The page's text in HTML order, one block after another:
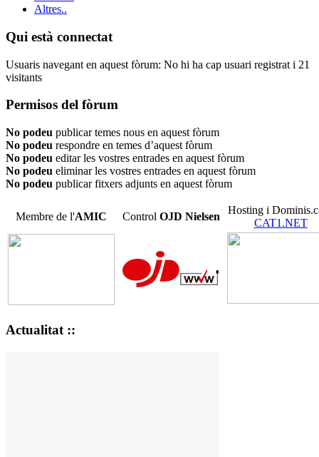
Altres..
Qui està connectat
Usuaris navegant en aquest fòrum: No hi ha cap usuari registrat i 21
visitants
Permisos del fòrum
No podeu publicar temes nous en aquest fòrum
No podeu respondre en temes d’aquest fòrum
No podeu editar les vostres entrades en aquest fòrum
No podeu eliminar les vostres entrades en aquest fòrum
No podeu publicar fitxers adjunts en aquest fòrum
Membre de l'AMIC Control OJD Nielsen
Hosting i
CAT1.NET
Actualitat ::